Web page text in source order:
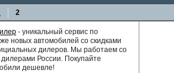
2
- уникальный сервис по
новых автомобилей со скидками
дилеров. Мы работаем со
России. Покупайте
дешевле!